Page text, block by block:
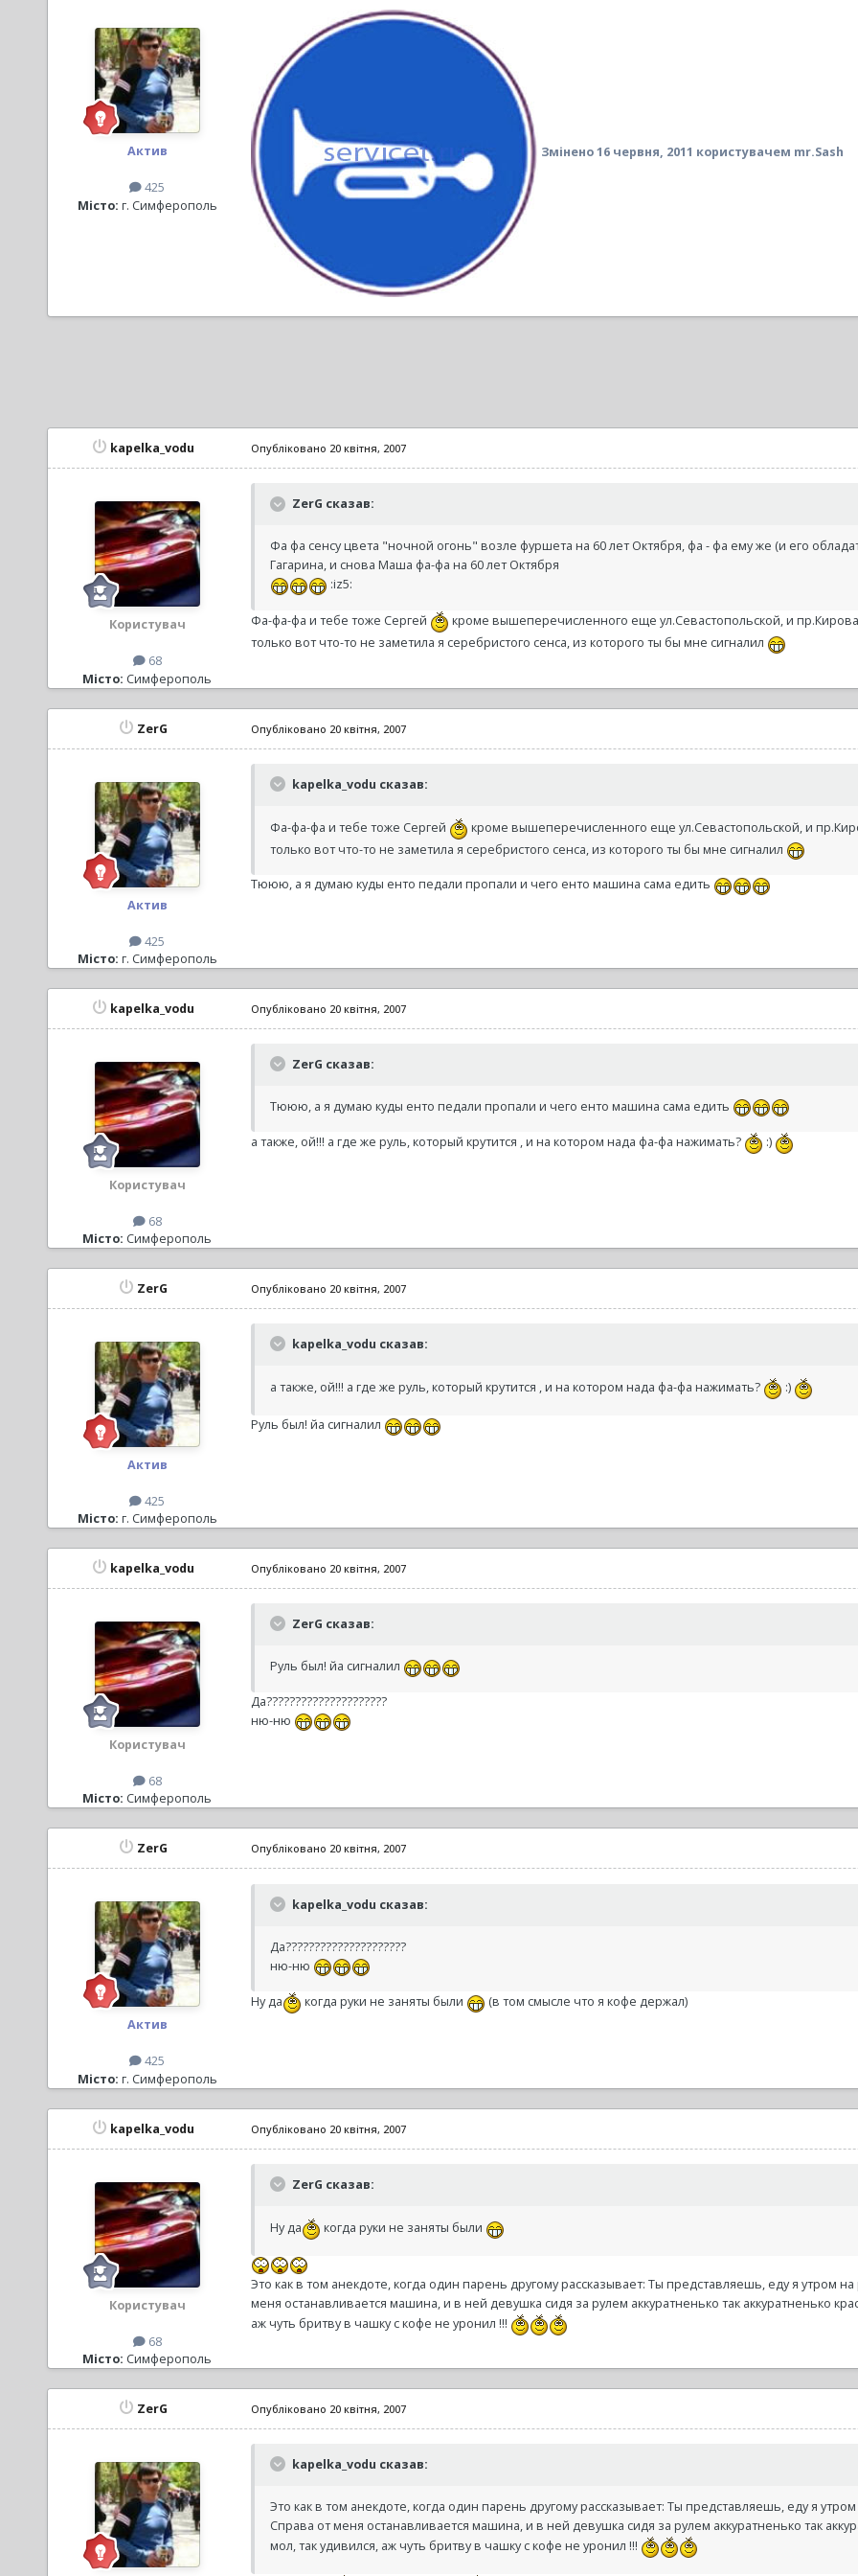
Актив
425
Місто: г. Симферополь
Змінено16 червня, 2011 користувачем mr.Sash
kapelka_vodu
Користувач
68
Місто: Симферополь
Опубліковано 20 квітня, 2007
ZerG сказав:
Фа фа сенсу цвета "ночной огонь" возле фуршета на 60 лет Октября, фа - фа ему же (и его
Гагарина, и снова Маша фа-фа на 60 лет Октября
:iz5:
Фа-фа-фа и тебе тоже Сергей
кроме вышеперечисленного еще ул.Севастопольской, и
только вот что-то не заметила я серебристого сенса, из которого ты бы мне сигналил
ZerG
Актив
425
Місто: г. Симферополь
Опубліковано 20 квітня, 2007
kapelka_vodu сказав:
Фа-фа-фа и тебе тоже Сергей
кроме вышеперечисленного еще ул.Севастопольской, и
только вот что-то не заметила я серебристого сенса, из которого ты бы мне сигналил
Тююю, а я думаю куды енто педали пропали и чего енто машина сама едить
kapelka_vodu
Користувач
68
Місто: Симферополь
Опубліковано 20 квітня, 2007
ZerG сказав:
Тююю, а я думаю куды енто педали пропали и чего енто машина сама едить
а также, ой!!! а где же руль, который крутится , и на котором нада фа-фа нажимать? :)
ZerG
Актив
425
Місто: г. Симферополь
Опубліковано 20 квітня, 2007
kapelka_vodu сказав:
а также, ой!!! а где же руль, который крутится , и на котором нада фа-фа нажимать? :)
Руль был! йа сигналил
kapelka_vodu
Користувач
68
Місто: Симферополь
Опубліковано 20 квітня, 2007
ZerG сказав:
Руль был! йа сигналил
Да?????????????????????
ню-ню
ZerG
Актив
425
Місто: г. Симферополь
Опубліковано 20 квітня, 2007
kapelka_vodu сказав:
Да?????????????????????
ню-ню
Ну да когда руки не заняты были (в том смысле что я кофе держал)
kapelka_vodu
Користувач
68
Місто: Симферополь
Опубліковано 20 квітня, 2007
ZerG сказав:
Ну да когда руки не заняты были
Это как в том анекдоте, когда один парень другому рассказывает: Ты представляешь, еду я утром
меня останавливается машина, и в ней девушка сидя за рулем аккуратненько так аккуратненько
аж чуть бритву в чашку с кофе не уронил !!!
ZerG Опубліковано 20 квітня, 2007
kapelka_vodu сказав:
Это как в том анекдоте, когда один парень другому рассказывает: Ты представляешь, еду я
Справа от меня останавливается машина, и в ней девушка сидя за рулем аккуратненько так
мол, так удивился, аж чуть бритву в чашку с кофе не уронил !!!